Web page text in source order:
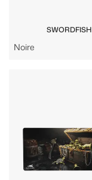
SWORDFISH
Noire